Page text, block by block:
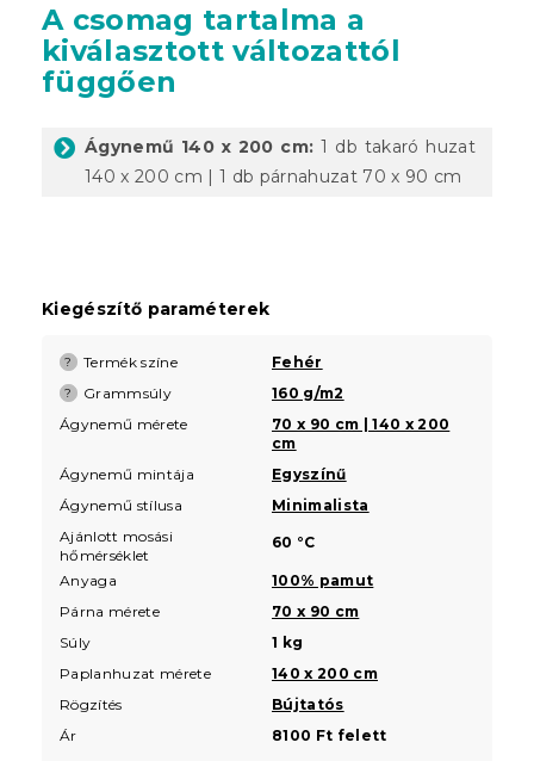
A csomag tartalma a
kiválasztott változattól
függően
Ágynemű 140 x 200 cm: 1 db takaró huzat
140 x 200 cm | 1 db párnahuzat 70 x 90 cm
Kiegészítő paraméterek
? Termék színe Fehér
? Grammsúly
160 g/m2
Ágynemű mérete
70 x 90 cm | 140 x 200
cm
Ágynemű mintája
Egyszínű
Ágynemű stílusa
Minimalista
Ajánlott mosási
hőmérséklet
60 °C
Anyaga
100% pamut
Párna mérete
70 x 90 cm
Súly
1 kg
Paplanhuzat mérete
140 x 200 cm
Rögzítés
Bújtatós
Ár
8100 Ft felett